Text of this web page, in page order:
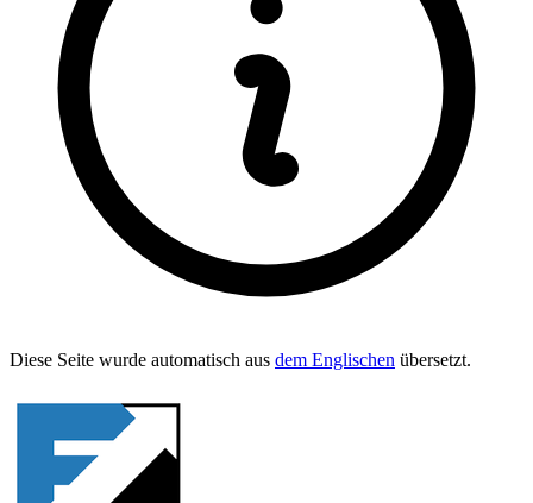
Diese Seite wurde automa­tisch aus dem Englis­chen übersetzt.